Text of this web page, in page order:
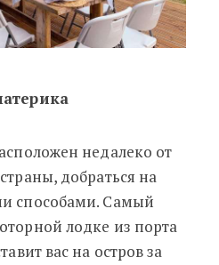
недалеко от
добраться на
способами. Самый
лодке из порта
вас на остров за